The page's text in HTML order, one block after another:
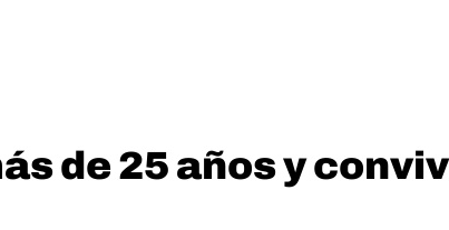
de 25 años y